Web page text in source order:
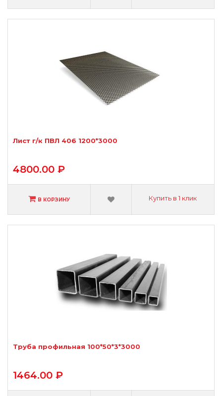
Лист г/к ПВЛ 406 1200*3000
4800.00 ₽
В КОРЗИНУ Купить в 1 клик
Труба профильная 100*50*3*3000
1464.00 ₽